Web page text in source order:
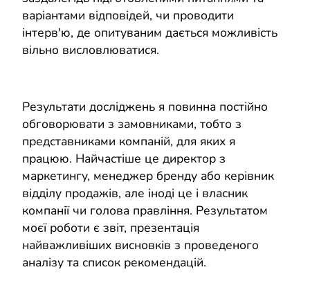
варіантами відповідей, чи проводити
інтерв'ю, де опитуваним дається можливість
вільно висловлюватися.
Результати досліджень я повинна постійно
обговорювати з замовниками, тобто з
представниками компаній, для яких я
працюю. Найчастіше це директор з
маркетингу, менеджер бренду або керівник
відділу продажів, але іноді це і власник
компанії чи голова правління. Результатом
моєї роботи є звіт, презентація
найважливіших висновків з проведеного
аналізу та список рекомендацій.